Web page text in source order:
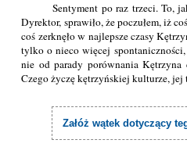
Sentyment po raz trzeci. To,
Dyrektor, sprawiło, że poczułem, iż
coś zerknęło w najlepsze czasy
tylko o nieco więcej
nie od parady porównania
Czego życzę kętrzyńskiej kulturze,
Załóż wątek dotyczący